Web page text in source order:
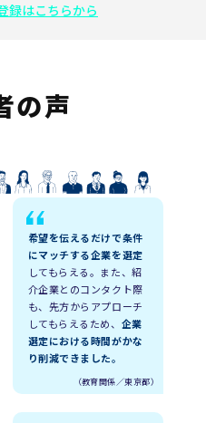
録はこちらから
の声
希望を伝えるだけで条件
にマッチする企業を選定
してもらえる。また、紹
介企業とのコンタクト際
も、先方からアプローチ
してもらえるため、 企業
選定における時間がかな
り削減できました。
（教育関係／東京都）